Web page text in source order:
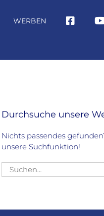
WERBEN
Durchsuche unsere
Nichts passendes
unsere Suchfunktion!
Suche
nach: